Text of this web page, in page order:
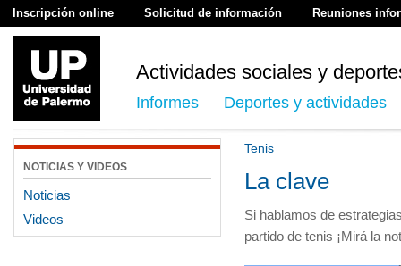
Inscripción online Solicitud de información Reuniones
Actividades sociales y
Informes Deportes y actividades
NOTICIAS Y VIDEOS
Noticias
Videos
Tenis
La clave
Si hablamos de
partido de tenis ¡Mirá la